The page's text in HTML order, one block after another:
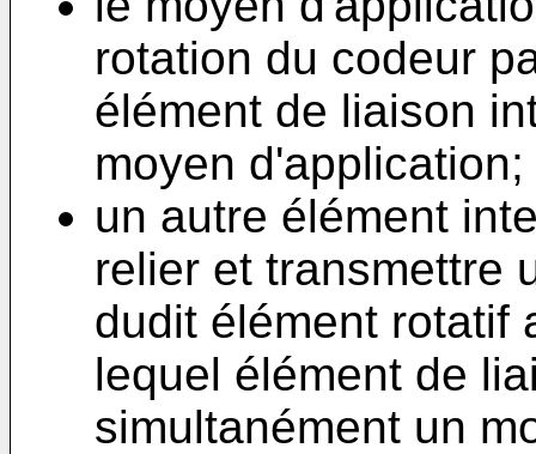
rotation du codeur
élément de liaison
moyen d'application;
un autre élément
relier et transmettre
dudit élément rotatif
lequel élément de
simultanément un